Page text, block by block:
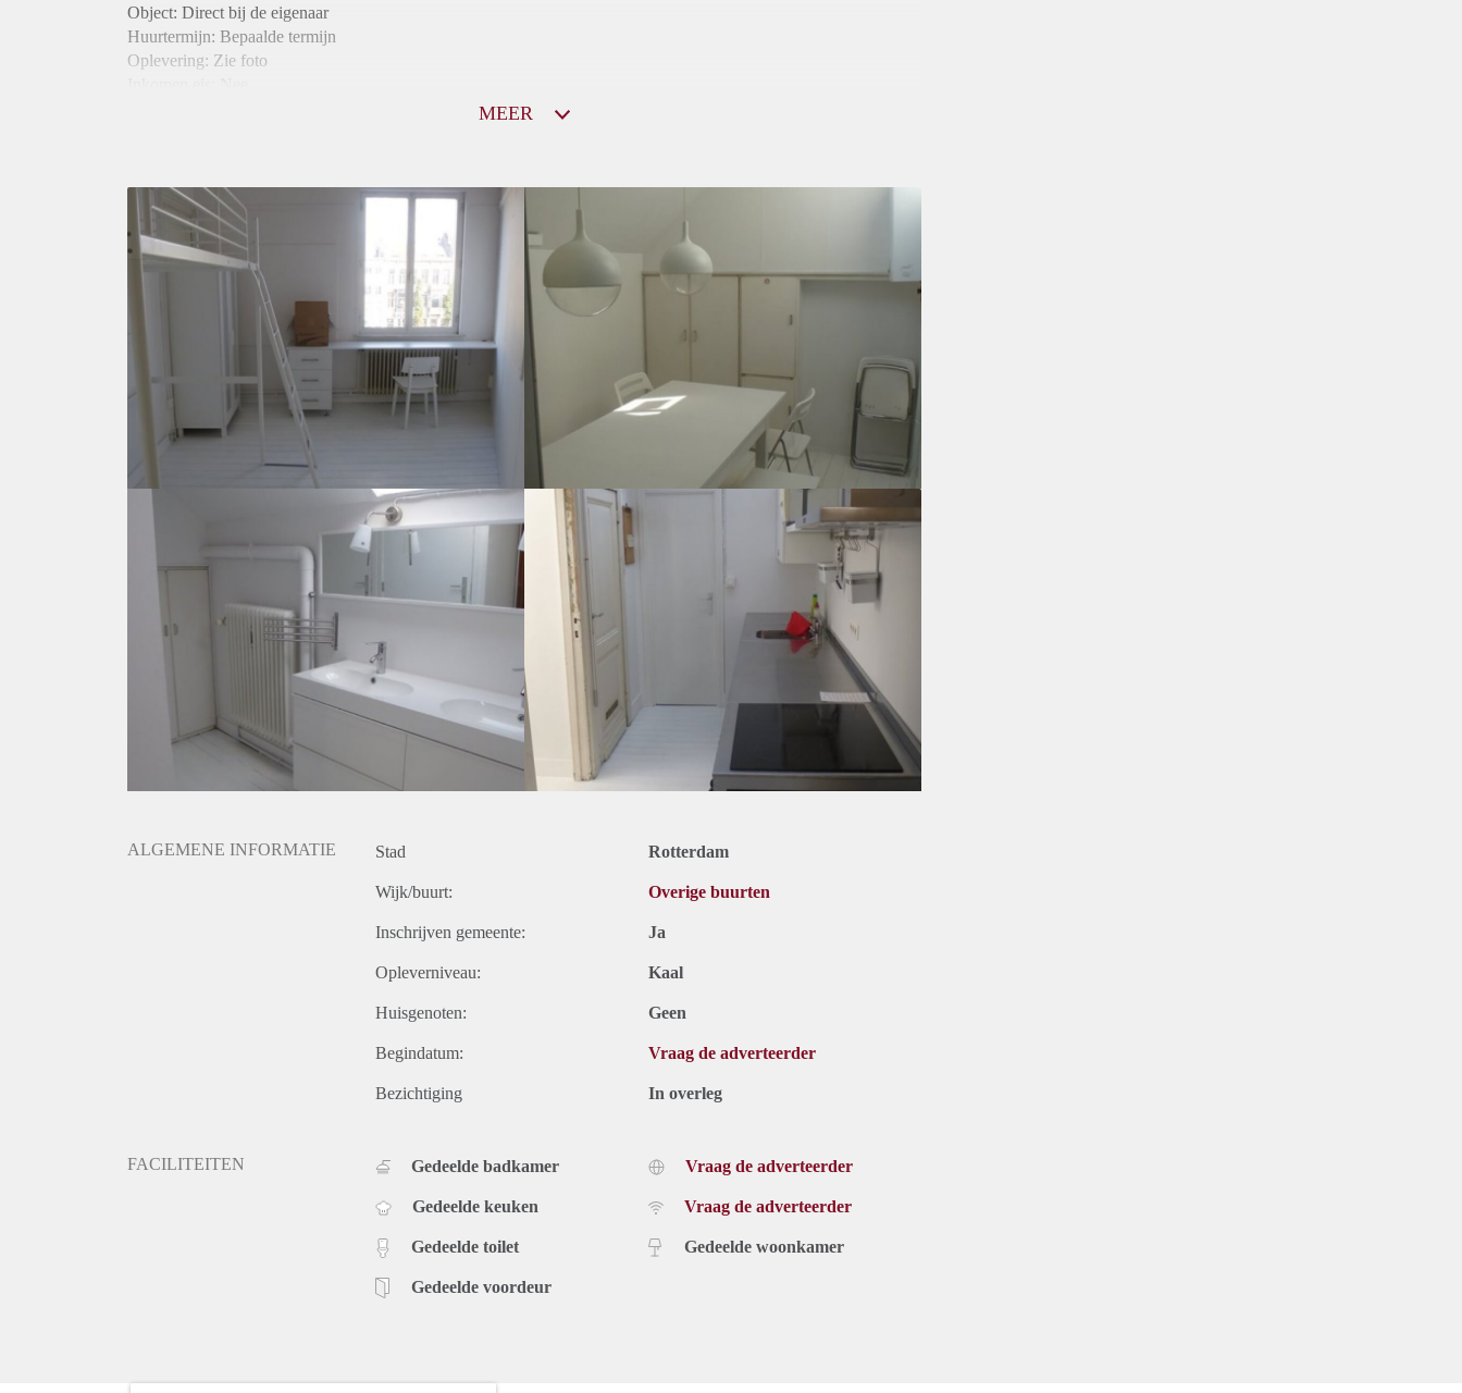
Object: Direct bij de eigenaar
Huurtermijn: Bepaalde termijn
Oplevering: Zie foto
Gedeelde Douche: Ja
Gedeelde woonkamer: Ja
Huisgenoten: Ja
Geslacht huisgenoten: Gemengd
MEER
ALGEMENE INFORMATIE Stad Rotterdam
Wijk/buurt: Overige buurten
Inschrijven gemeente: Ja
Opleverniveau: Kaal
Huisgenoten: Geen
Begindatum: Vraag de adverteerder
Bezichtiging In overleg
FACILITEITEN Gedeelde badkamer
Gedeelde keuken
Gedeelde toilet
Gedeelde voordeur
Vraag de adverteerder
Vraag de adverteerder
Gedeelde woonkamer